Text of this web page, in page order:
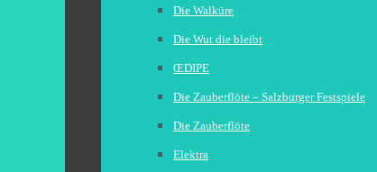
Die Walküre
Die Wut die bleibt
ŒDIPE
Die Zauberflöte – Salzburger Festspiele
Die Zauberflöte
Elektra